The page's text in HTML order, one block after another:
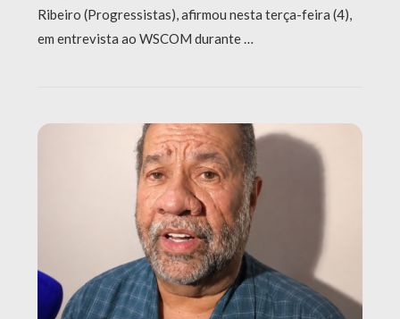
Ribeiro (Progressistas), afirmou nesta terça-feira (4),
em entrevista ao WSCOM durante …